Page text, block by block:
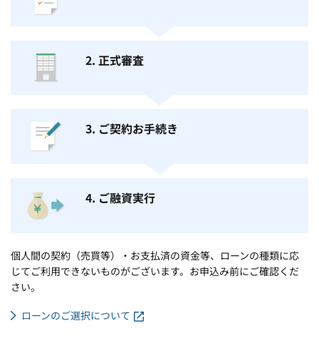
2. 正式審査
3. ご契約お手続き
4. ご融資実行
個人間の契約（売買等）・お支払済の資金等、ローンの種類に応
じてご利用できないものがございます。お申込み前にご確認くだ
さい。
ローンのご選択について